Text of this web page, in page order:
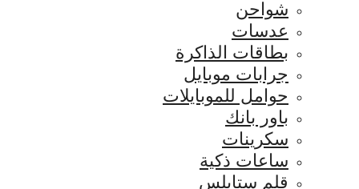
شواحن
عدسات
بطاقات الذاكرة
جرابات موبايل
حوامل للموبايلات
باور بانك
سكرينات
ساعات ذكية
قلم ستايلس